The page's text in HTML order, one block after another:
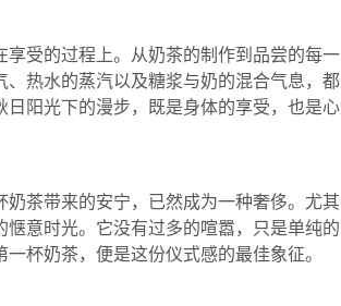
受的过程上。从奶茶的制作到品尝的每一
热水的蒸汽以及糖浆与奶的混合气息，都
阳光下的漫步，既是身体的享受，也是心
茶带来的安宁，已然成为一种奢侈。尤其
意时光。它没有过多的喧嚣，只是单纯的
杯奶茶，便是这份仪式感的最佳象征。